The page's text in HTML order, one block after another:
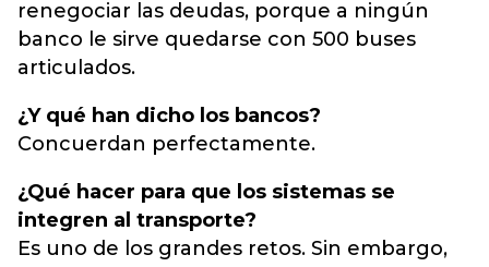
renegociar las deudas, porque a ningún
banco le sirve quedarse con 500 buses
articulados.
¿Y qué han dicho los bancos?
Concuerdan perfectamente.
¿Qué hacer para que los sistemas se
integren al transporte?
Es uno de los grandes retos. Sin embargo,